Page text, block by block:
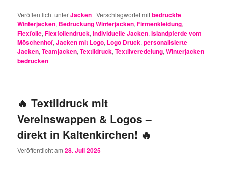
Veröffentlicht unterJacken |Verschlagwortet mitbedruckte
Winterjacken, Bedruckung Winterjacken,Firmenkleidung,
Flexfolie,Flexfoliendruck,individuelle Jacken,Islandpferde vom
Möschenhof,Jacken mit Logo, Logo Druck,personalisierte
Jacken,Teamjacken,Textildruck,Textilveredelung,Winterjacken
bedrucken
🔥 Textildruck mit
Vereinswappen & Logos –
direkt in Kaltenkirchen! 🔥
Veröffentlicht am28. Juli 2025